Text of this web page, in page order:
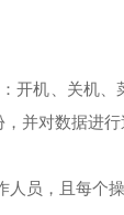
开机、关机
并对数据进行
员，且每个